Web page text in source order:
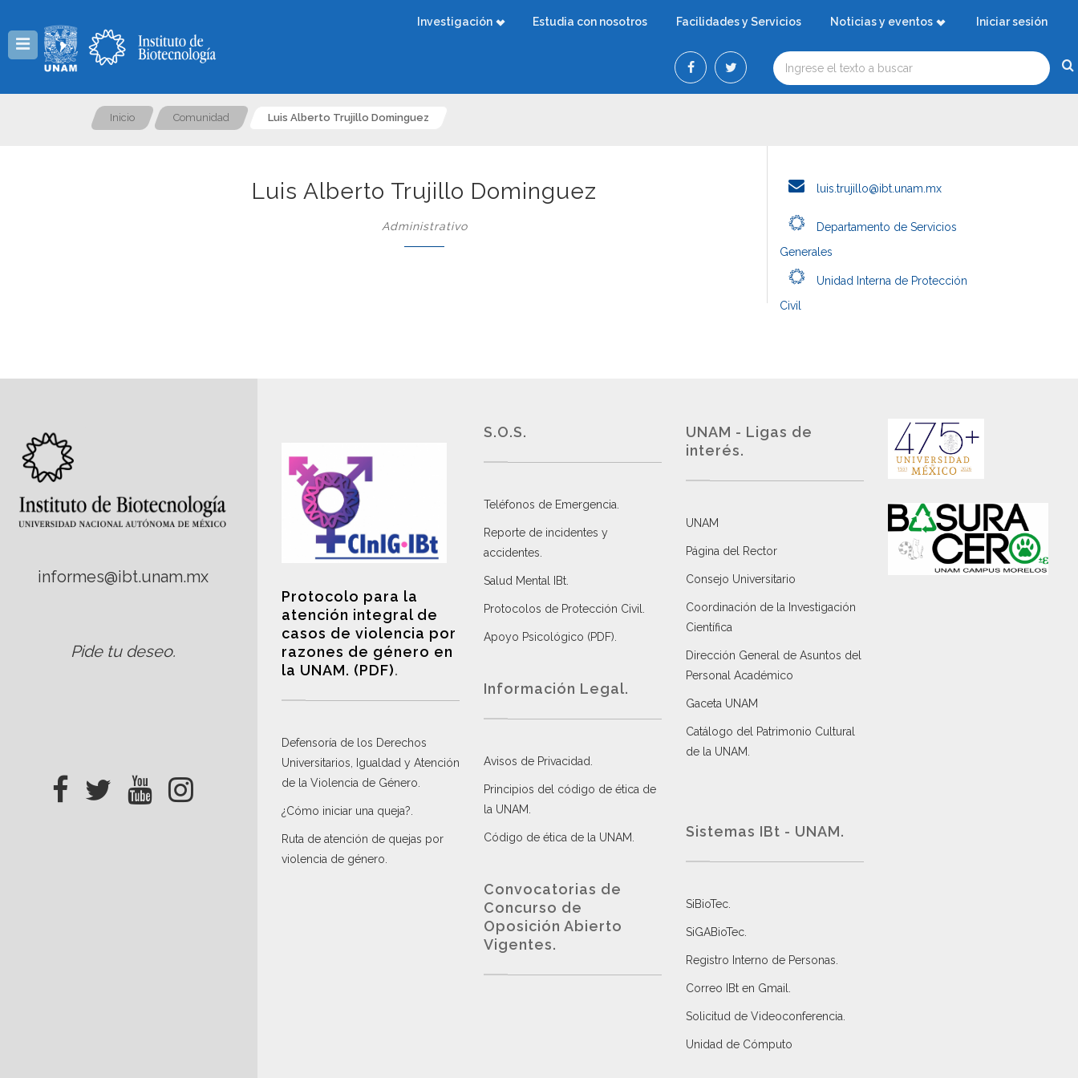
Investigación Estudia con nosotros Facilidades y Servicios Noticias y eventos Iniciar sesión
Inicio Comunidad Luis Alberto Trujillo Dominguez
Luis Alberto Trujillo Dominguez
Administrativo
luis.trujillo@ibt.unam.mx
Departamento de Servicios
Generales
Unidad Interna de Protección
Civil
informes@ibt.unam.mx
Pide tu deseo.
Protocolo para la
atención integral de
casos de violencia por
razones de género en
la UNAM. (PDF).
Defensoría de los Derechos
Universitarios, Igualdad y Atención
de la Violencia de Género
¿Cómo iniciar una queja?
Ruta de atención de quejas por
violencia de género
S.O.S.
Teléfonos de Emergencia.
Reporte de incidentes y
accidentes
Salud Mental IBt
Protocolos de Protección Civil
Apoyo Psicológico (PDF)
Información Legal.
Avisos de Privacidad
Principios del código de ética de
la UNAM
Código de ética de la UNAM
Convocatorias de
Concurso de
Oposición Abierto
Vigentes.
UNAM - Ligas de
interés.
UNAM
Página del Rector
Consejo Universitario
Coordinación de la Investigación
Científica
Dirección General de Asuntos del
Personal Académico
Gaceta UNAM
Catálogo del Patrimonio Cultural
de la UNAM.
Sistemas IBt - UNAM.
SiBioTec
SiGABioTec.
Registro Interno de Personas
Correo IBt en Gmail
Solicitud de Videoconferencia.
Unidad de Cómputo